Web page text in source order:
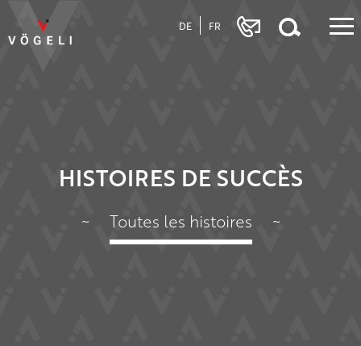
DE FR
HISTOIRES DE SUCCÈS
~ Toutes les histoires ~